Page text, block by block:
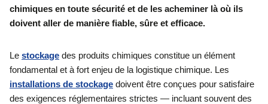
chimiques en toute sécurité et de les acheminer là où ils
doivent aller de manière fiable, sûre et efficace.
Le stockage des produits chimiques constitue un élément
fondamental et à fort enjeu de la logistique chimique. Les
installations de stockage doivent être conçues pour satisfaire
des exigences réglementaires strictes — incluant souvent des